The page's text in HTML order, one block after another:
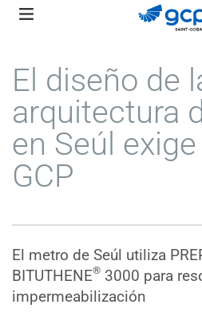
Skip
navigation
El diseño de
arquitectura
en Seúl
GCP
El metro de Seúl utiliza
BITUTHENE® 3000 para
impermeabilización